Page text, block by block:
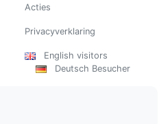
Acties
Privacyverklaring
English visitors
Deutsch Besucher